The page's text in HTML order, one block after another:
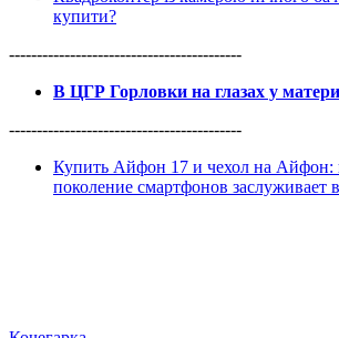
купити?
------------------------------------------
В ЦГР Горловки на глазах у
------------------------------------------
Купить Айфон 17 и чехол на Айфон:
поколение смартфонов заслуживает